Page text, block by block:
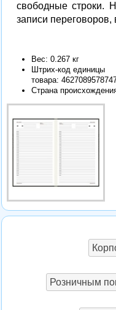
свободные строки.
записи переговоров,
Вес: 0.267 кг
Штрих-код единицы
товара:
Страна
Розничным